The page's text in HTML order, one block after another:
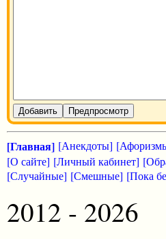
Добавить Предпросмотр
[Главная] [Анекдоты]
[О сайте] [Личный кабинет]
[Случайные] [Смешные] [Пока
2012 - 2026